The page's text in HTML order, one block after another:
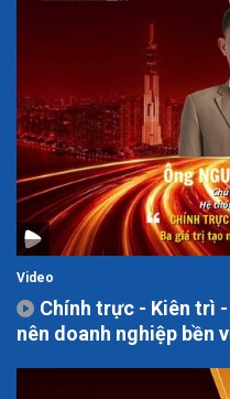
Video
Chính trực - Kiên trì
nên doanh nghiệp bền